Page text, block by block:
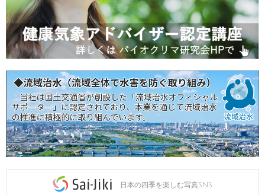
日本の四季を楽しむ写真SNS